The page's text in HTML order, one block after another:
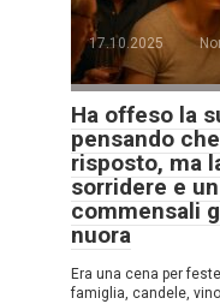
17.10.2025
Ha offeso la
pensando
risposto, ma
sorridere e
commensali
nuora
Era una cena per
famiglia, candele,